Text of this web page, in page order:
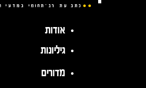
אודות
גיליונות
מדורים